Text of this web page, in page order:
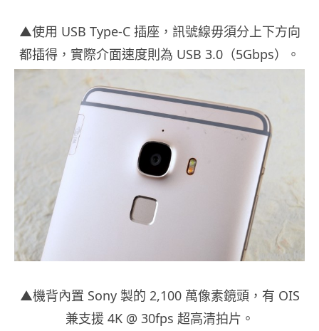
▲使用 USB Type-C 插座，訊號線毋須分上下方向
都插得，實際介面速度則為 USB 3.0（5Gbps）。
▲機背內置 Sony 製的 2,100 萬像素鏡頭，有 OIS
兼支援 4K @ 30fps 超高清拍片。